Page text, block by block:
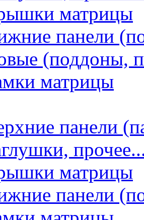
матрицы
панели
(поддоны,
матрицы
панели
матрицы
панели